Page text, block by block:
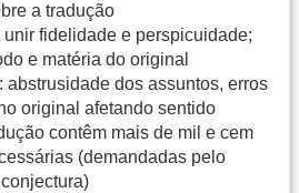
a tradução
unir fidelidade e perspicuidade;
e matéria do original
abstrusidade dos assuntos, erros
original afetando sentido
contêm mais de mil e cem
(demandadas pelo